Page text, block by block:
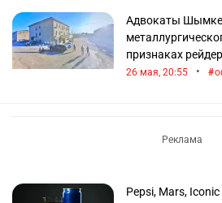
Адвокаты
признаках
26 мая, 20:55 •
Pepsi, Mars,